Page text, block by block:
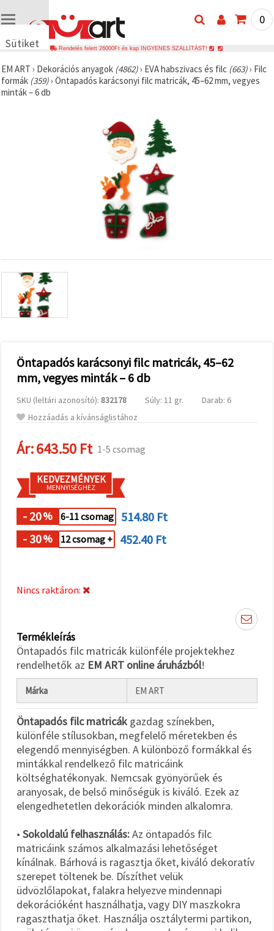
Sütiket
🍪 Cookie-
kat és
hasonló
a
valamint
relevánsabb
tartalmat
hirdetéseket
analitikai és
marketingpartnereink
segítségével
Az "Összes
elfogadása"
gombra
elfogadhatja
az összes
Beállításokban
megadhatja
preferenciáit
az adott
típusú sütik
kiválasztásával
"Mentés"
mindet
Beállítások
0
Rendelés felett 26000Ft és kap INGYENES SZÁLLÍTÁST!
EM ART › Dekorációs anyagok (4862)› EVA habszivacs és filc (663)› Filc
formák (359)› Öntapadós karácsonyi filc matricák, 45–62 mm, vegyes
minták – 6 db
Öntapadós karácsonyi filc matricák, 45–62
mm, vegyes minták – 6 db
SKU (leltári azonosító): 832178 Súly: 11 gr.
Darab: 6
Hozzáadás a kívánságlistához
Ár:643.50 Ft 1-5 csomag
KEDVEZMÉNYEK
MENNYISÉGHEZ
- 20% 6-11 csomag 514.80 Ft
- 30% 12 csomag + 452.40 Ft
Nincs raktáron:
Termékleírás
Öntapadós filc matricák különféle projektekhez
rendelhetők az EM ART online áruházból!
Márka EM ART
Öntapadós filc matricák gazdag színekben,
különféle stílusokban, megfelelő méretekben és
elegendő mennyiségben. A különböző formákkal és
mintákkal rendelkező filc matricáink
költséghatékonyak. Nemcsak gyönyörűek és
aranyosak, de belső minőségük is kiváló. Ezek az
elengedhetetlen dekorációk minden alkalomra.
• Sokoldalú felhasználás:Az öntapadós filc
matricáink számos alkalmazási lehetőséget
kínálnak. Bárhová is ragasztja őket, kiváló dekoratív
szerepet töltenek be. Díszíthet velük
üdvözlőlapokat, falakra helyezve mindennapi
dekorációként használhatja, vagy DIY maszkokra
ragaszthatja őket. Használja osztálytermi partikon,